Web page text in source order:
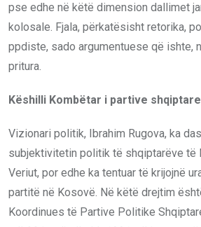
pse edhe në këtë dimension dallimet
kolosale. Fjala, përkatësisht retorika,
ppdiste, sado argumentuese që ishte,
pritura.
Këshilli Kombëtar i partive
Vizionari politik, Ibrahim Rugova, ka
subjektivitetin politik të shqiptarëve të
Veriut, por edhe ka tentuar të krijojnë
partitë në Kosovë. Në këtë drejtim
Koordinues të Partive Politike